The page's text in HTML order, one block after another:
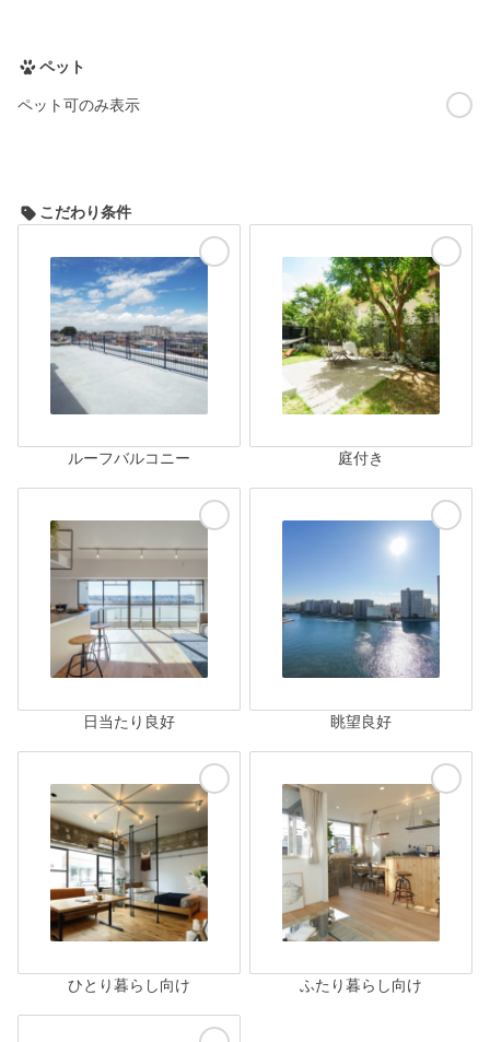
ペット
ペット可のみ表示
こだわり条件
ルーフバルコニー 庭付き
日当たり良好 眺望良好
ひとり暮らし向け ふたり暮らし向け